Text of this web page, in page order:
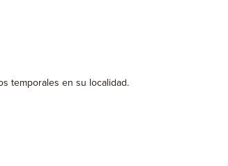
temporales en su localidad.